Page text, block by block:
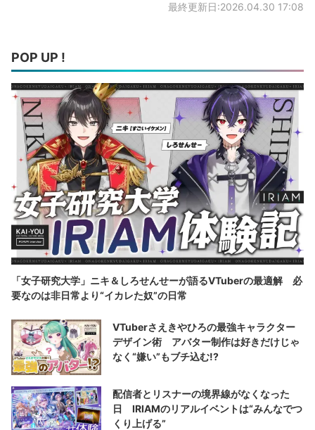
最終更新日:2026.04.30 17:08
POP UP !
「女子研究大学」ニキ＆しろせんせーが語るVTuberの最適解 必
要なのは非日常より“イカレた奴”の日常
VTuberさえきやひろの最強キャラクター
デザイン術 アバター制作は好きだけじゃ
なく“嫌い”もブチ込む!?
配信者とリスナーの境界線がなくなった
日 IRIAMのリアルイベントは“みんなでつ
くり上げる”